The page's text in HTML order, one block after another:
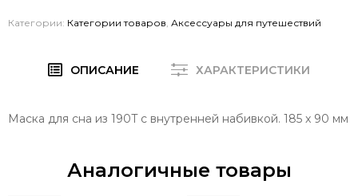
Категории: Категории товаров Аксессуары для путешествий
ОПИСАНИЕ ХАРАКТЕРИСТИКИ
Маска для сна из 190T с внутренней набивкой. 185 x 90 мм
Аналогичные товары